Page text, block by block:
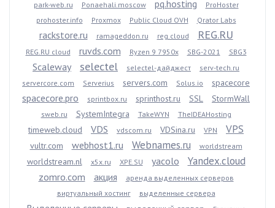
park-web.ru Ponaehali.moscow pq.hosting
ProHoster
prohoster.info
Proxmox Public Cloud OVH Qrator Labs
rackstore.ru ramageddon.ru reg.cloud REG.RU
REG.RU cloud ruvds.com Ryzen 9 7950x SBG-2021 SBG3
Scaleway selectel selectel-дайджест
serv-tech.ru
servercore.com
Serverius servers.com Solus.io spacecore
spacecore.pro sprintbox.ru sprinthost.ru SSL StormWall
sweb.ru SystemIntegra TakeWYN TheIDEAHosting
timeweb.cloud VDS vdscom.ru VDSina.ru VPN VPS
vultr.com webhost1.ru Webnames.ru worldstream
worldstream.nl x5x.ru XPE.SU yacolo Yandex.cloud
zomro.com акция
аренда выделенных серверов
виртуальный хостинг
выделенные сервера